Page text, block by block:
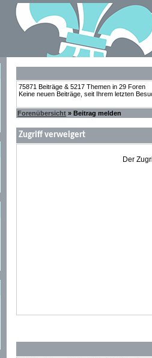
75871 Beiträge & 5217 Themen in 29 Foren
Keine neuen Beiträge, seit Ihrem letzten
Forenübersicht » Beitrag melden
Zugriff verweigert
Der